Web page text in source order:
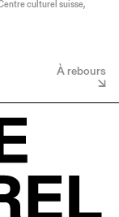
culturel suisse,
À rebours